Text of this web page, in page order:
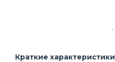
Краткие характеристики